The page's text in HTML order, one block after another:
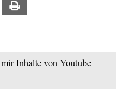
Email
Inhalte von Youtube